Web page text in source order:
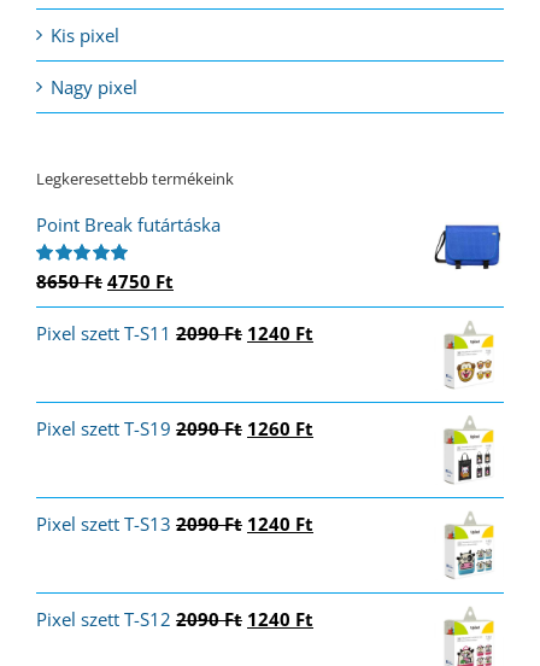
Kis pixel
Nagy pixel
Legkeresettebb termékeink
Point Break futártáska
Értékelés:
8650Ft Original
price
was:
4750 Ft
price
is:
Pixel szett T-S11 2090Ft Original
1240 Ft
Pixel szett T-S19 2090Ft Original
1260 Ft
Pixel szett T-S13 2090Ft Original
1240 Ft
Pixel szett T-S12 2090Ft Original
1240 Ft